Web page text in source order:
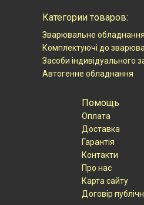
Категории товаров:
Зварювальне обладнання
Комплектуючі до
Засоби індивідуального
Автогенне обладнання
Помощь
Оплата
Доставка
Гарантія
Контакти
Про нас
Карта сайту
Договір